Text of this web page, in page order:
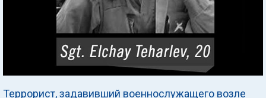
Террорист, задавивший военнослужащего возле